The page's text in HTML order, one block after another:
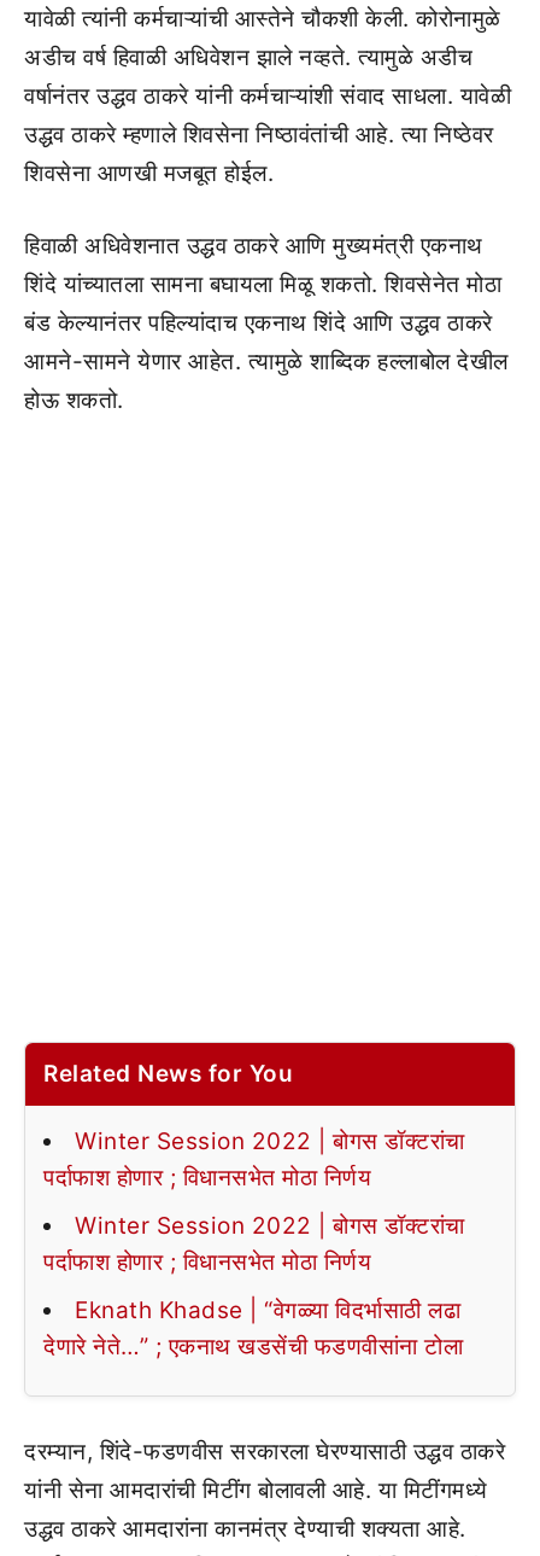
यावेळी त्यांनी कर्मचाऱ्यांची आस्तेने चौकशी केली. कोरोनामुळे
अडीच वर्ष हिवाळी अधिवेशन झाले नव्हते. त्यामुळे अडीच
वर्षानंतर उद्धव ठाकरे यांनी कर्मचाऱ्यांशी संवाद साधला. यावेळी
उद्धव ठाकरे म्हणाले शिवसेना निष्ठावंतांची आहे. त्या निष्ठेवर
शिवसेना आणखी मजबूत होईल.
हिवाळी अधिवेशनात उद्धव ठाकरे आणि मुख्यमंत्री एकनाथ
शिंदे यांच्यातला सामना बघायला मिळू शकतो. शिवसेनेत मोठा
बंड केल्यानंतर पहिल्यांदाच एकनाथ शिंदे आणि उद्धव ठाकरे
आमने-सामने येणार आहेत. त्यामुळे शाब्दिक हल्लाबोल देखील
होऊ शकतो.
Related News for You
Winter Session 2022 | बोगस डॉक्टरांचा
पर्दाफाश होणार ; विधानसभेत मोठा निर्णय
Winter Session 2022 | बोगस डॉक्टरांचा
पर्दाफाश होणार ; विधानसभेत मोठा निर्णय
Eknath Khadse | “वेगळ्या विदर्भासाठी लढा
देणारे नेते…” ; एकनाथ खडसेंची फडणवीसांना टोला
दरम्यान, शिंदे-फडणवीस सरकारला घेरण्यासाठी उद्धव ठाकरे
यांनी सेना आमदारांची मिटींग बोलावली आहे. या मिटींगमध्ये
उद्धव ठाकरे आमदारांना कानमंत्र देण्याची शक्यता आहे.